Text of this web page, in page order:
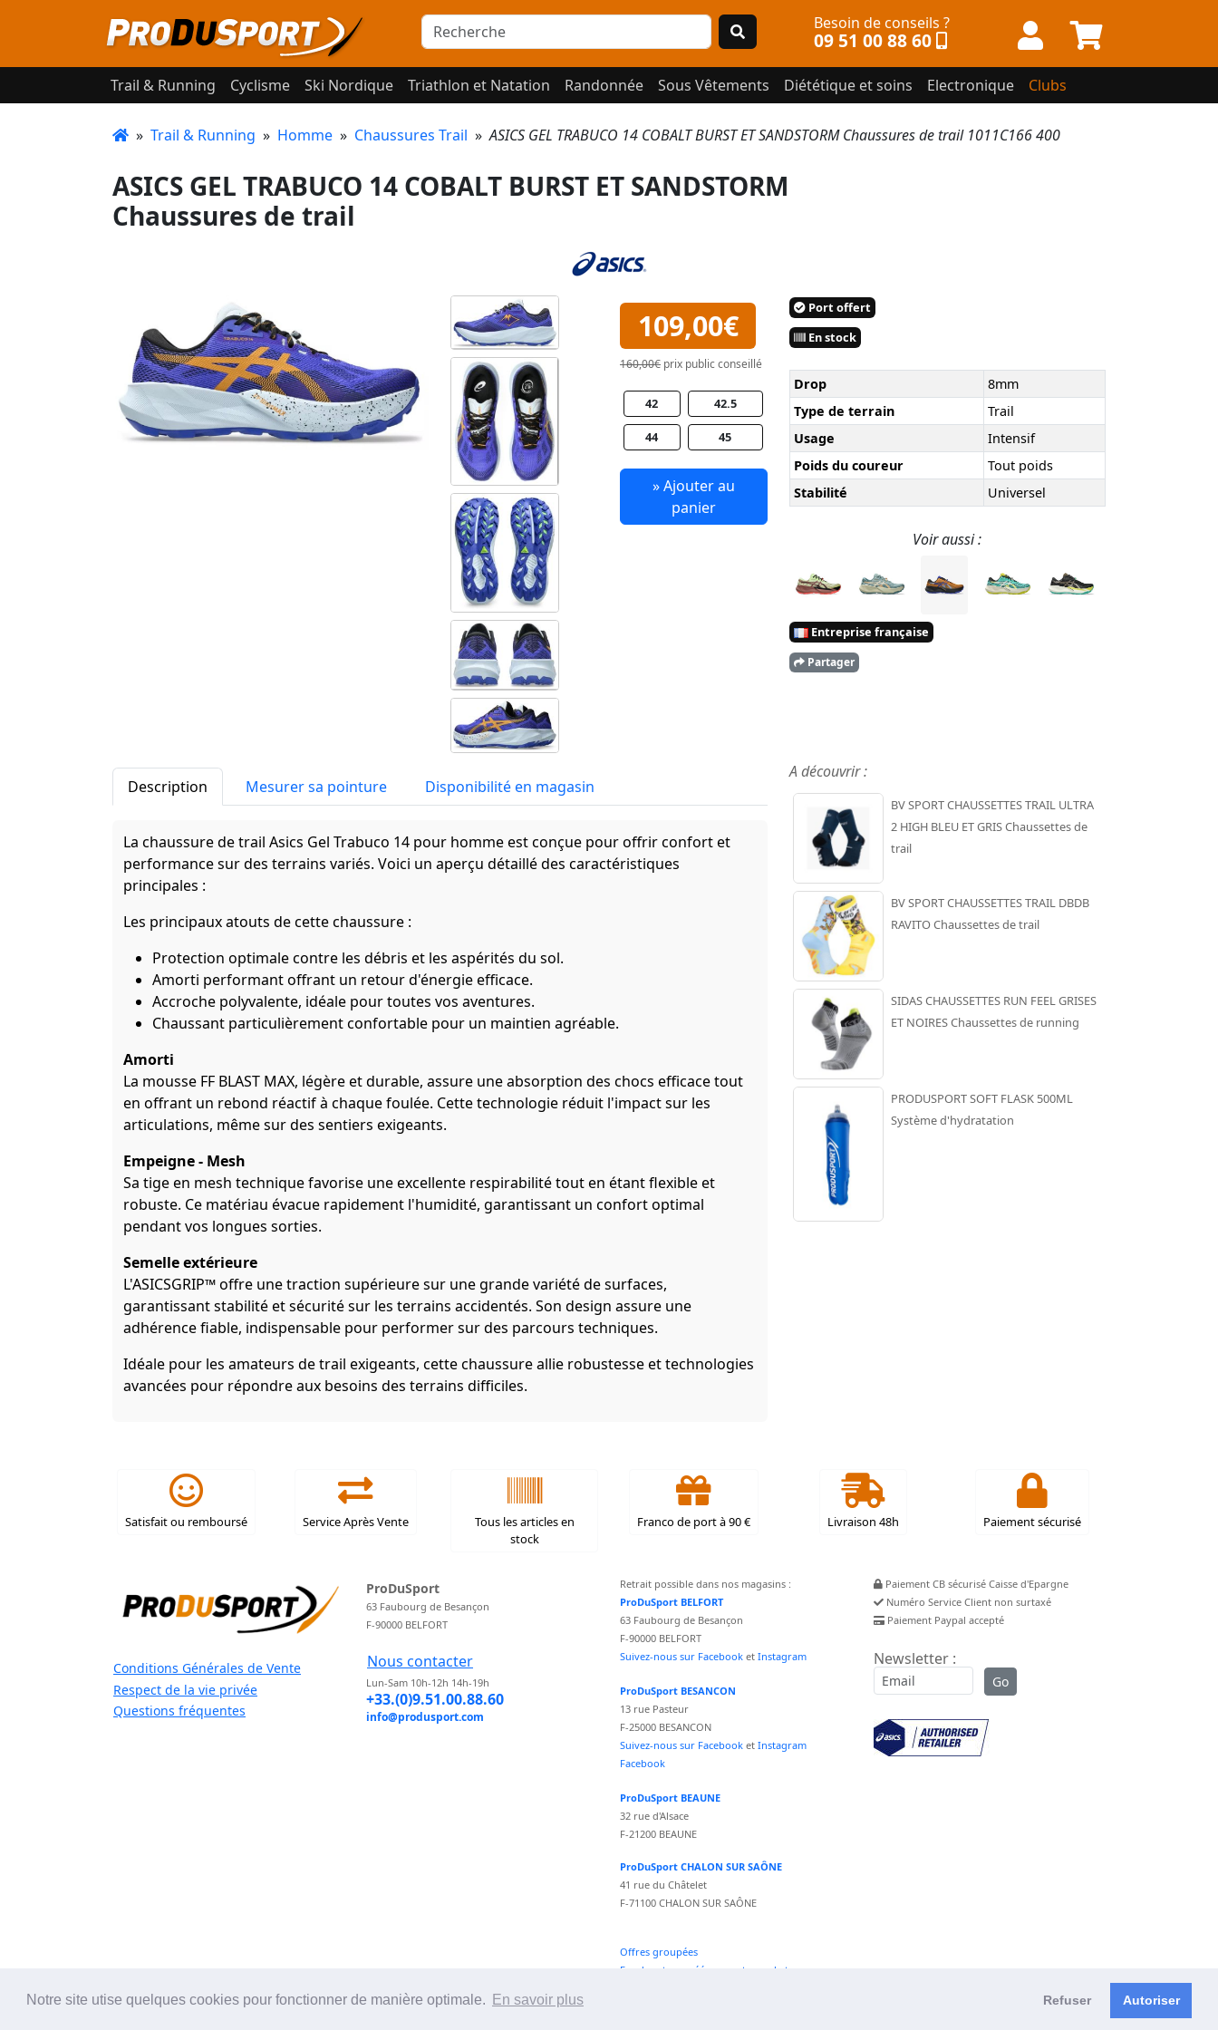
Notre site utise quelques cookies pour fonctionner de manière optimale. En savoir plus Refuser Autoriser
Besoin de conseils ?
09 51 00 88 60
Trail & Running Cyclisme Ski Nordique Triathlon et Natation Randonnée Sous Vêtements Diététique et soins Electronique Clubs
» Trail & Running » Homme » Chaussures Trail »ASICS GEL TRABUCO 14 COBALT BURST ET SANDSTORM Chaussures de trail 1011C166 400
ASICS GEL TRABUCO 14 COBALT BURST ET SANDSTORM
Chaussures de trail
109,00€
160,00€ prix public conseillé
42 42.5
44 45
» Ajouter au
panier
Port offert
En stock
Drop
8mm
Type de terrain
Trail
Usage
Intensif
Poids du coureur
Tout poids
Stabilité
Universel
Voir aussi :
Entreprise française
Partager
Description Mesurer sa pointure Disponibilité en magasin
La chaussure de trail Asics Gel Trabuco 14 pour homme est conçue pour offrir confort et
performance sur des terrains variés. Voici un aperçu détaillé des caractéristiques
principales :
Les principaux atouts de cette chaussure :
Protection optimale contre les débris et les aspérités du sol.
Amorti performant offrant un retour d'énergie efficace.
Accroche polyvalente, idéale pour toutes vos aventures.
Chaussant particulièrement confortable pour un maintien agréable.
Amorti
La mousse FF BLAST MAX, légère et durable, assure une absorption des chocs efficace tout
en offrant un rebond réactif à chaque foulée. Cette technologie réduit l'impact sur les
articulations, même sur des sentiers exigeants.
Empeigne - Mesh
Sa tige en mesh technique favorise une excellente respirabilité tout en étant flexible et
robuste. Ce matériau évacue rapidement l'humidité, garantissant un confort optimal
pendant vos longues sorties.
Semelle extérieure
L'ASICSGRIP™ offre une traction supérieure sur une grande variété de surfaces,
garantissant stabilité et sécurité sur les terrains accidentés. Son design assure une
adhérence fiable, indispensable pour performer sur des parcours techniques.
Idéale pour les amateurs de trail exigeants, cette chaussure allie robustesse et technologies
avancées pour répondre aux besoins des terrains difficiles.
A découvrir :
BV SPORT CHAUSSETTES TRAIL ULTRA
2 HIGH BLEU ET GRIS Chaussettes de
trail
BV SPORT CHAUSSETTES TRAIL DBDB
RAVITO Chaussettes de trail
SIDAS CHAUSSETTES RUN FEEL GRISES
ET NOIRES Chaussettes de running
PRODUSPORT SOFT FLASK 500ML
Système d'hydratation
Satisfait ou remboursé Service Après Vente
Tous les articles en
stock
Franco de port à 90 € Livraison 48h Paiement sécurisé
Conditions Générales de Vente
Respect de la vie privée
Questions fréquentes
ProDuSport
63 Faubourg de Besançon
F-90000 BELFORT
Nous contacter
Lun-Sam 10h-12h 14h-19h
+33.(0)9.51.00.88.60
info@produsport.com
Retrait possible dans nos magasins :
ProDuSport BELFORT
63 Faubourg de Besançon
F-90000 BELFORT
Suivez-nous sur Facebook et Instagram
ProDuSport BESANCON
13 rue Pasteur
F-25000 BESANCON
Suivez-nous sur Facebook et Instagram
Facebook
ProDuSport BEAUNE
32 rue d'Alsace
F-21200 BEAUNE
ProDuSport CHALON SUR SAÔNE
41 rue du Châtelet
F-71100 CHALON SUR SAÔNE
Offres groupées
Fond vecteur créé par vectorpocket -
Paiement CB sécurisé Caisse d'Epargne
Numéro Service Client non surtaxé
Paiement Paypal accepté
Newsletter :